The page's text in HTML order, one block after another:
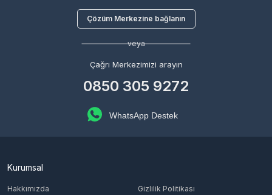
Çözüm Merkezine bağlanın
veya
Çağrı Merkezimizi arayın
0850 305 9272
WhatsApp Destek
Kurumsal
Hakkımızda
Gizlilik Politikası